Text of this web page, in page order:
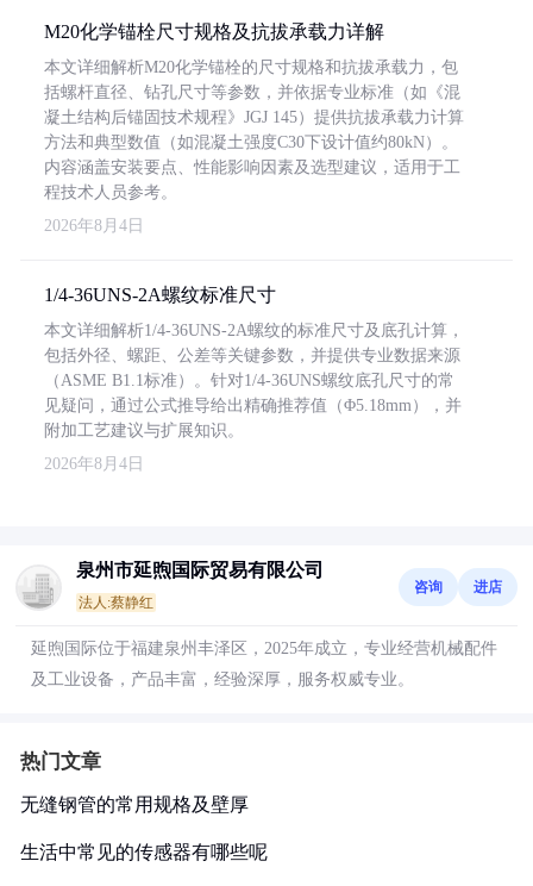
M20化学锚栓尺寸规格及抗拔承载力详解
本文详细解析M20化学锚栓的尺寸规格和抗拔承载力，包
括螺杆直径、钻孔尺寸等参数，并依据专业标准（如《混
凝土结构后锚固技术规程》JGJ 145）提供抗拔承载力计算
方法和典型数值（如混凝土强度C30下设计值约80kN）。
内容涵盖安装要点、性能影响因素及选型建议，适用于工
程技术人员参考。
2026年8月4日
1/4-36UNS-2A螺纹标准尺寸
本文详细解析1/4-36UNS-2A螺纹的标准尺寸及底孔计算，
包括外径、螺距、公差等关键参数，并提供专业数据来源
（ASME B1.1标准）。针对1/4-36UNS螺纹底孔尺寸的常
见疑问，通过公式推导给出精确推荐值（Φ5.18mm），并
附加工艺建议与扩展知识。
2026年8月4日
泉州市延煦国际贸易有限公司
法人:蔡静红
咨询 进店
延煦国际位于福建泉州丰泽区，2025年成立，专业经营机械配件
及工业设备，产品丰富，经验深厚，服务权威专业。
热门文章
无缝钢管的常用规格及壁厚
生活中常见的传感器有哪些呢